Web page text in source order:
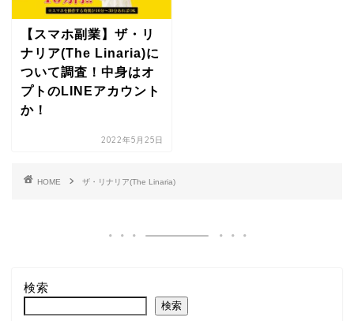
【スマホ副業】ザ・リ
ナリア(The Linaria)に
ついて調査！中身はオ
プトのLINEアカウント
か！
2022年5月25日
HOME ザ・リナリア(The Linaria)
検索
検索